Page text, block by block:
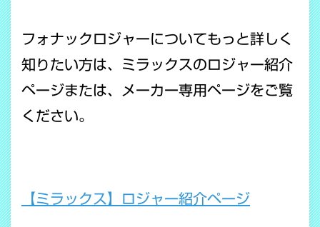
フォナックロジャーについてもっと詳しく
知りたい方は、ミラックスのロジャー紹介
ページまたは、メーカー専用ページをご覧
ください。
【ミラックス】ロジャー紹介ページ